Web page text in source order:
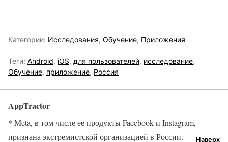
Категории: Исследования, Обучение, Приложения
Теги: Android, iOS, для пользователей, исследование,
Обучение, приложение, Россия
AppTractor
Наверх
* Meta, в том числе ее продукты Facebook и Instagram,
признана экстремистской организацией в России.